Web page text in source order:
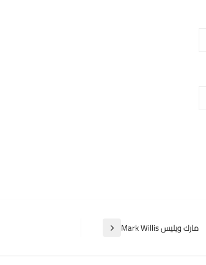
المقالة
مارك ويليس Mark Willis